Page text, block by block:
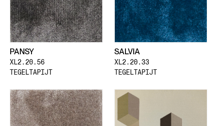
PANSY
XL2.20.56
TEGELTAPIJT
SALVIA
XL2.20.33
TEGELTAPIJT